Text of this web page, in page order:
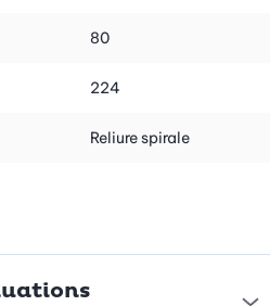
80
224
Reliure spirale